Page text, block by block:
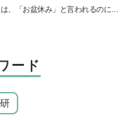
、「お盆休み」と言われるのに祝
ード